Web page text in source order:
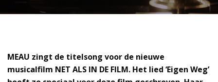
MEAU zingt de titelsong voor de nieuwe
musicalfilm NET ALS IN DE FILM. Het lied ‘Eigen Weg’